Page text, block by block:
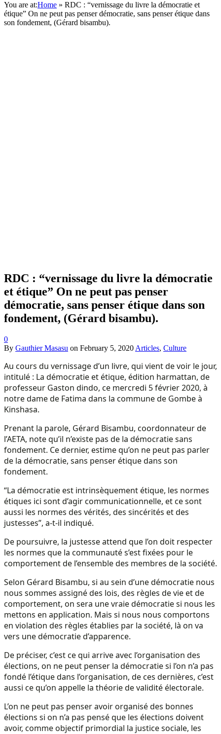
You are at:Home » RDC : “vernissage du livre la démocratie et
étique” On ne peut pas penser démocratie, sans penser étique dans
son fondement, (Gérard bisambu).
RDC : “vernissage du livre la démocratie
et étique” On ne peut pas penser
démocratie, sans penser étique dans son
fondement, (Gérard bisambu).
0
By Gauthier Masasu on February 5, 2020 Articles, Culture
Au cours du vernissage d’un livre, qui vient de voir le jour,
intitulé : La démocratie et étique, édition harmattan, de
professeur Gaston dindo, ce mercredi 5 février 2020, à
notre dame de Fatima dans la commune de Gombe à
Kinshasa.
Prenant la parole, Gérard Bisambu, coordonnateur de
l’AETA, note qu’il n’existe pas de la démocratie sans
fondement. Ce dernier, estime qu’on ne peut pas parler
de la démocratie, sans penser étique dans son
fondement.
“La démocratie est intrinsèquement étique, les normes
étiques ici sont d’agir communicationnelle, et ce sont
aussi les normes des vérités, des sincérités et des
justesses”, a-t-il indiqué.
De poursuivre, la justesse attend que l’on doit respecter
les normes que la communauté s’est fixées pour le
comportement de l’ensemble des membres de la société.
Selon Gérard Bisambu, si au sein d’une démocratie nous
nous sommes assigné des lois, des règles de vie et de
comportement, on sera une vraie démocratie si nous les
mettons en application. Mais si nous nous comportons
en violation des règles établies par la société, là on va
vers une démocratie d’apparence.
De préciser, c’est ce qui arrive avec l’organisation des
élections, on ne peut penser la démocratie si l’on n’a pas
fondé l’étique dans l’organisation, de ces dernières, c’est
aussi ce qu’on appelle la théorie de validité électorale.
L’on ne peut pas penser avoir organisé des bonnes
élections si on n’a pas pensé que les élections doivent
avoir, comme objectif primordial la justice sociale, les